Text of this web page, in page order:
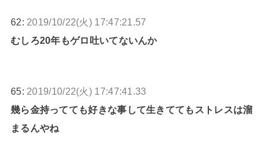
62: 2019/10/22(火) 17:47:21.57
むしろ20年もゲロ吐いてないんか
65: 2019/10/22(火) 17:47:41.33
幾ら金持ってても好きな事して生きててもストレスは溜
まるんやね